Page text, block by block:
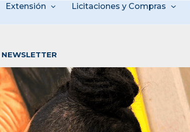
Extensión Licitaciones y Compras
NEWSLETTER